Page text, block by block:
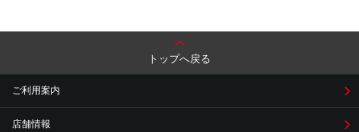
トップへ戻る
ご利用案内
店舗情報